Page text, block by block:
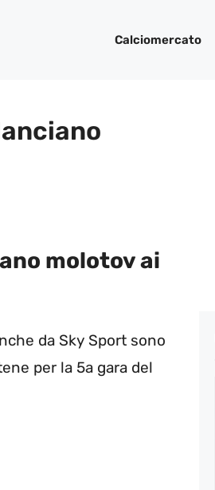
Calciomercato
molotov ai
da Sky Sport sono
per la 5a gara del